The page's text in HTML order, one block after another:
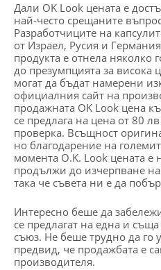
Дали OK Look цената е
най-често срещаните
Разработчиците на
от Израел, Русия и
продукта е отнела няколко
до презумпцията за висока
могат да бъдат намерени
официалния сайт на
продажната OK Look цена
се предлага на цена от 80
проверка. Всъщност
но благодарение на
момента O.K. Look цената е
продължи до изчерпване
така че съвета ни е да
Интересно беше да
се предлагат на една и
съюз. Не беше трудно да го
предвид, че продажбата е
производителя.